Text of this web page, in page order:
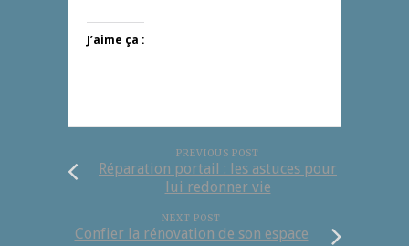
J’aime ça :
PREVIOUS POST
Réparation portail : les astuces pour
lui redonner vie
NEXT POST
Confier la rénovation de son espace